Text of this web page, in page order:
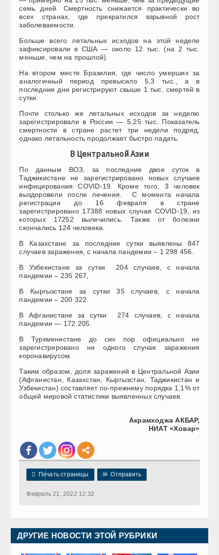
семь дней. Смертность снижается практически во
всех странах, где прекратился взрывной рост
заболеваемости.
Больше всего летальных исходов на этой неделе
зафиксировали в США — около 12 тыс. (на 2 тыс.
меньше, чем на прошлой).
На втором месте Бразилия, где число умерших за
аналогичный период превысило 5,3 тыс., а в
последние дни регистрируют свыше 1 тыс. смертей в
сутки.
Почти столько же летальных исходов за неделю
зарегистрировали в России — 5,25 тыс. Показатель
смертности в стране растет три недели подряд,
однако летальность продолжает быстро падать.
В Центральной Азии
По данным ВОЗ, за последние двое суток в
Таджикистане не зарегистрировано новых случаев
инфицирования COVID-19. Кроме того, 3 человек
выздоровели после лечения. С момента начала
регистрации до 16 февраля в стране
зарегистрировано 17388 новых случая COVID-19, из
которых 17252 вылечились. Также от болезни
скончались 124 человека.
В Казахстане за последние сутки выявлены 847
случаев заражения, с начала пандемии – 1 298 456.
В Узбекистане за сутки 204 случаев, с начала
пандемии – 235 267,
В Кыргызстане за сутки 35 случаев, с начала
пандемии – 200 322.
В Афганистане за сутки 274 случаев, с начала
пандемии — 172 205.
В Туркменистане до сих пор официально не
зарегистрировано ни одного случая заражения
коронавирусом.
Таким образом, доля заражений в Центральной Азии
(Афганистан, Казахстан, Кыргызстан, Таджикистан и
Узбекистан) составляет по-прежнему порядка 1,1% от
общей мировой статистики выявленных случаев.
Акрамходжа АКБАР,
НИАТ «Ховар»
 Печать страницы ✉ Отправить
Февраль 21, 2022 12:32
ДРУГИЕ НОВОСТИ ЭТОЙ РУБРИКИ